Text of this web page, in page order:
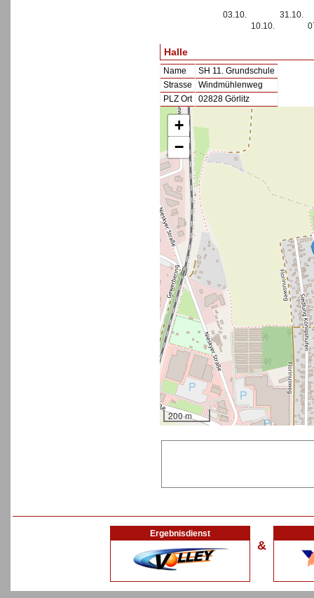
03.10.
10.10.
31.10.
Halle
Name
SH 11. Grundschule
Strasse
Windmühlenweg
PLZ Ort
02828 Görlitz
+
−
200 m
Ergebnisdienst
&